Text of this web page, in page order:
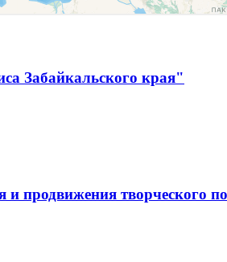
Забайкальского края"
продвижения творческого